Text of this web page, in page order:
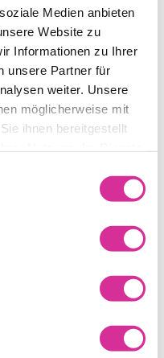
Medien anbieten
Website zu
Informationen zu Ihrer
unsere Partner für
weiter. Unsere
möglicherweise mit
ihnen bereitgestellt
FIBRE
?
aide à comprendre
les autres technologies.